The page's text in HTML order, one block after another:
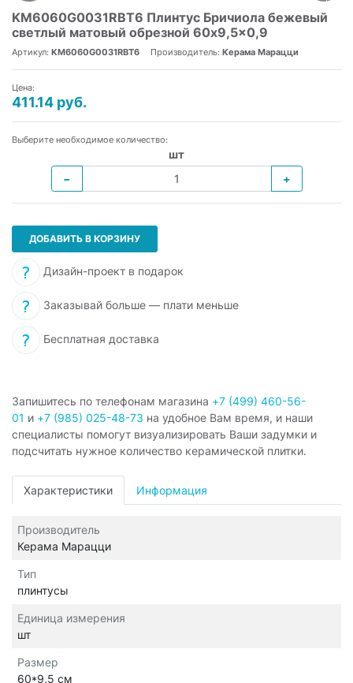
KM6060G0031RBT6 Плинтус Бричиола бежевый
светлый матовый обрезной 60x9,5x0,9
Артикул: KM6060G0031RBT6 Производитель: Керама Марацци
Цена:
411.14 руб.
Выберите необходимое количество:
шт
−
+
ДОБАВИТЬ В КОРЗИНУ
Дизайн-проект в подарок
Заказывай больше — плати меньше
Бесплатная доставка
Запишитесь по телефонам магазина +7 (499) 460-56-
01 и +7 (985) 025-48-73 на удобное Вам время, и наши
специалисты помогут визуализировать Ваши задумки и
подсчитать нужное количество керамической плитки.
Характеристики Информация
Производитель
Керама Марацци
Тип
плинтусы
Единица измерения
шт
Размер
60*9,5 см